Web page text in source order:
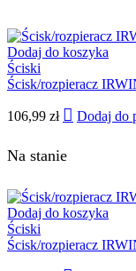
Dodaj do koszyka
Ściski
Ścisk/rozpieracz
106,99 zł Dodaj do
Na stanie
Dodaj do koszyka
Ściski
Ścisk/rozpieracz